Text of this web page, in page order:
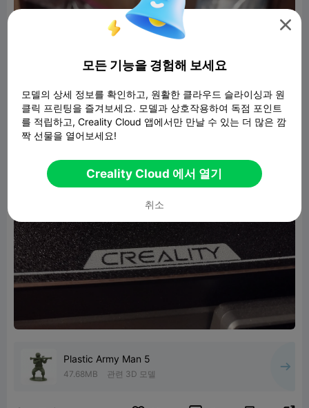
Plastic Army Man 5
47.68MB 관련 3D 모델

모든 기능을 경험해 보세요
모델의 상세 정보를 확인하고, 원활한 클라우드 슬라이싱과 원
클릭 프린팅을 즐겨보세요. 모델과 상호작용하여 독점 포인트
를 적립하고, Creality Cloud 앱에서만 만날 수 있는 더 많은 깜
짝 선물을 열어보세요!
Creality Cloud 에서 열기
취소